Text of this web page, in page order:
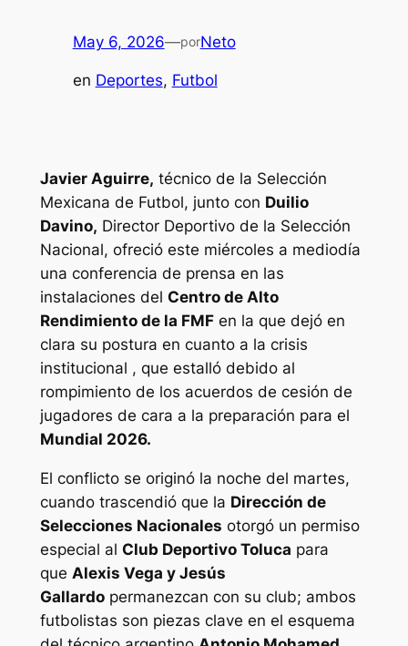
May 6, 2026—porNeto
en Deportes, Futbol
Javier Aguirre, técnico de la Selección
Mexicana de Futbol, junto con Duilio
Davino, Director Deportivo de la Selección
Nacional, ofreció este miércoles a mediodía
una conferencia de prensa en las
instalaciones del Centro de Alto
Rendimiento de la FMFen la que dejó en
clara su postura en cuanto a la crisis
institucional , que estalló debido al
rompimiento de los acuerdos de cesión de
jugadores de cara a la preparación para el
Mundial 2026.
El conflicto se originó la noche del martes,
cuando trascendió que la Dirección de
Selecciones Nacionales otorgó un permiso
especial al Club Deportivo Toluca para
que Alexis Vega y Jesús
Gallardopermanezcan con su club; ambos
futbolistas son piezas clave en el esquema